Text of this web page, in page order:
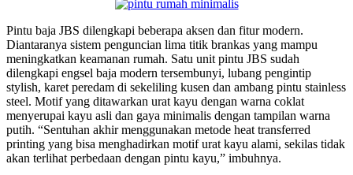
Pintu baja JBS dilengkapi beberapa aksen dan fitur modern.
Diantaranya sistem penguncian lima titik brankas yang mampu
meningkatkan keamanan rumah. Satu unit pintu JBS sudah
dilengkapi engsel baja modern tersembunyi, lubang pengintip
stylish, karet peredam di sekeliling kusen dan ambang pintu stainless
steel. Motif yang ditawarkan urat kayu dengan warna coklat
menyerupai kayu asli dan gaya minimalis dengan tampilan warna
putih. “Sentuhan akhir menggunakan metode heat transferred
printing yang bisa menghadirkan motif urat kayu alami, sekilas tidak
akan terlihat perbedaan dengan pintu kayu,” imbuhnya.